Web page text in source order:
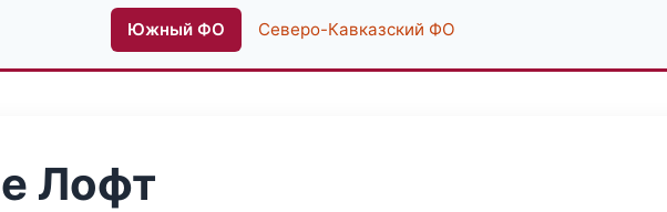
Южный ФО Северо-Кавказский ФО
Лофт